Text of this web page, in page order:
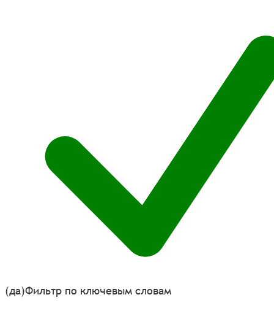
(да)Фильтр по ключевым словам